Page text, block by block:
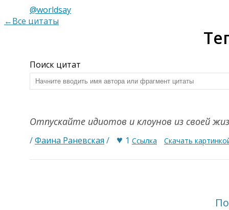
@worldsay
←Все цитаты
Поиск цитат
Отпускайте идиотов и клоунов из своей
/Фаина Раневская / ♥ 1 Ссылка Скачать